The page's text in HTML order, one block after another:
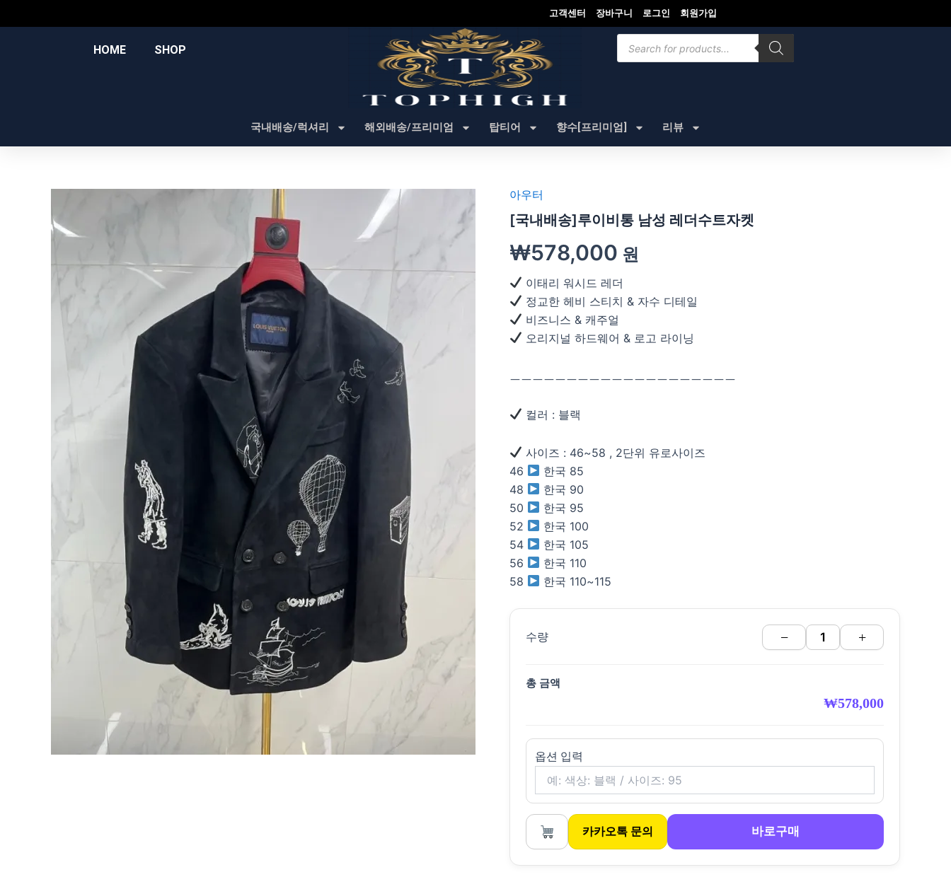
텐
고객센터 장바구니 로그인 회원가입
HOME SHOP
search
국내배송/럭셔리 해외배송/프리미엄 탑티어 향수[프리미엄] 리뷰
아우터
[국내배송]루이비통 남성 레더수트자켓
₩578,000 원
이태리 워시드 레더
정교한 헤비 스티치 & 자수 디테일
비즈니스 & 캐주얼
오리지널 하드웨어 & 로고 라이닝
ㅡㅡㅡㅡㅡㅡㅡㅡㅡㅡㅡㅡㅡㅡㅡㅡㅡㅡㅡㅡ
컬러 : 블랙
사이즈 : 46~58 , 2단위 유로사이즈
46
한국 85
48
한국 90
50
한국 95
52
한국 100
54
한국 105
56
한국 110
58
한국 110~115
수량 − +
총 금액
₩578,000
옵션 입력
카카오톡 문의 바로구매